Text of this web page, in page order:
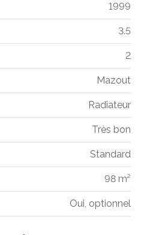
1999
3.5
2
Mazout
Radiateur
Très bon
Standard
98 m²
Oui, optionnel